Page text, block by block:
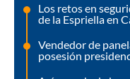
Los retos en
de la Espriella en
Vendedor de
posesión